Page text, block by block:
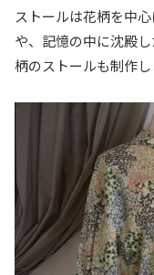
ストールは花柄を中
や、記憶の中に沈殿
柄のストールも制作し